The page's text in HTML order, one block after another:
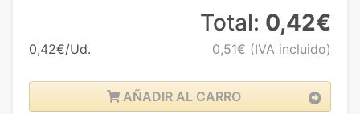
0,42€/Ud.
Total: 0,42€
0,51€ (IVA incluido)
AÑADIR AL CARRO